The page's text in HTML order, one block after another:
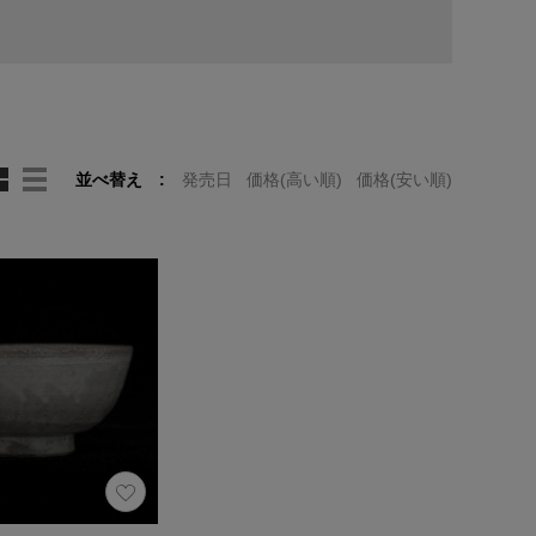
並べ替え 発売日 価格(高い順) 価格(安い順)